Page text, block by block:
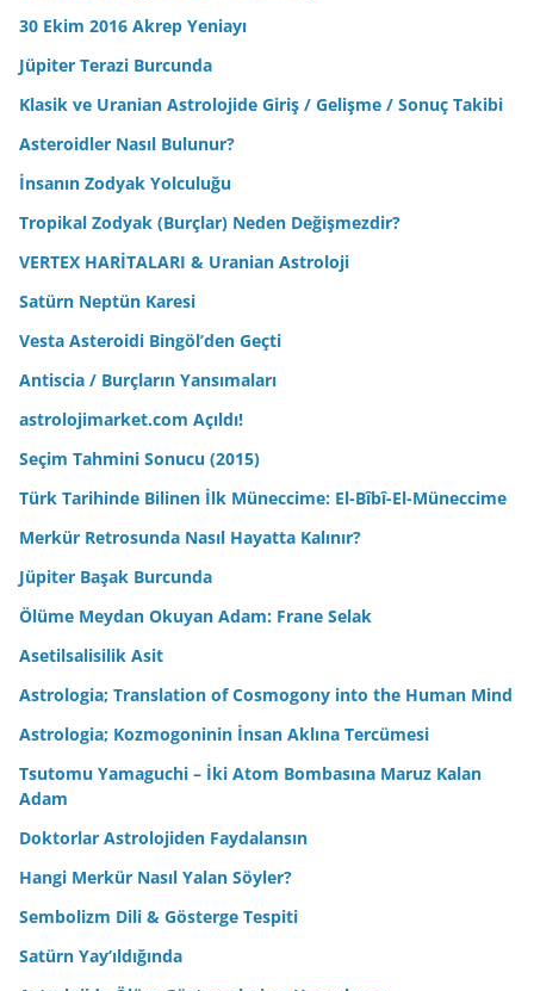
30 Ekim 2016 Akrep Yeniayı
Jüpiter Terazi Burcunda
Klasik ve Uranian Astrolojide Giriş / Gelişme / Sonuç Takibi
Asteroidler Nasıl Bulunur?
İnsanın Zodyak Yolculuğu
Tropikal Zodyak (Burçlar) Neden Değişmezdir?
VERTEX HARİTALARI & Uranian Astroloji
Satürn Neptün Karesi
Vesta Asteroidi Bingöl’den Geçti
Antiscia / Burçların Yansımaları
astrolojimarket.com Açıldı!
Seçim Tahmini Sonucu (2015)
Türk Tarihinde Bilinen İlk Müneccime: El-Bîbî-El-Müneccime
Merkür Retrosunda Nasıl Hayatta Kalınır?
Jüpiter Başak Burcunda
Ölüme Meydan Okuyan Adam: Frane Selak
Asetilsalisilik Asit
Astrologia; Translation of Cosmogony into the Human Mind
Astrologia; Kozmogoninin İnsan Aklına Tercümesi
Tsutomu Yamaguchi – İki Atom Bombasına Maruz Kalan
Adam
Doktorlar Astrolojiden Faydalansın
Hangi Merkür Nasıl Yalan Söyler?
Sembolizm Dili & Gösterge Tespiti
Satürn Yay’ıldığında